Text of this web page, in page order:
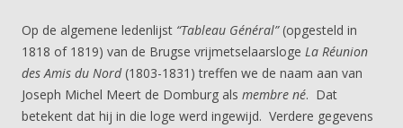
Op de algemene ledenlijst “Tableau Général”(opgesteld in
1818 of 1819) van de Brugse vrijmetselaarsloge La Réunion
des Amis du Nord(1803-1831) treffen we de naam aan van
Joseph Michel Meert de Domburg als membre né. Dat
betekent dat hij in die loge werd ingewijd. Verdere gegevens